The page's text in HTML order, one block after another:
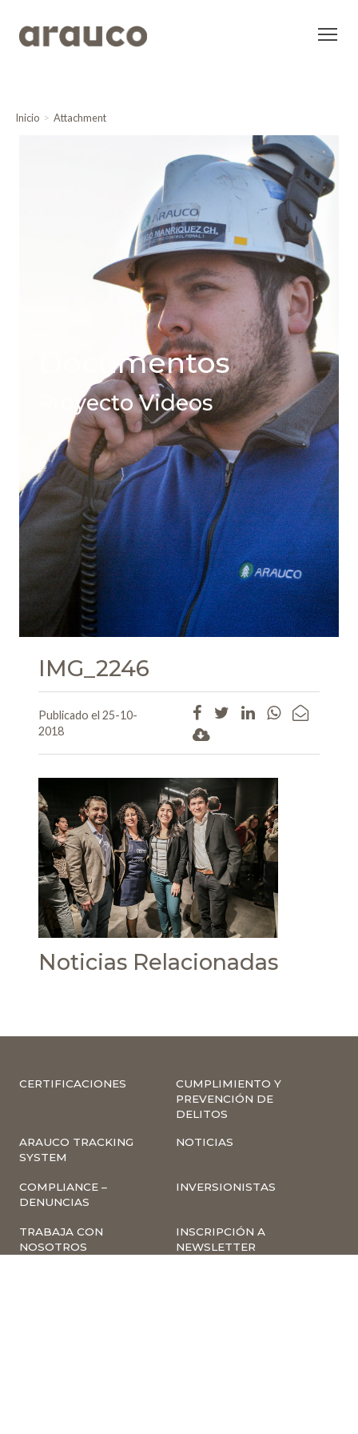
Inicio Attachment
Documentos
Proyecto Videos
IMG_2246
Publicado el 25-10-
2018
Noticias Relacionadas
CERTIFICACIONES
CUMPLIMIENTO Y
PREVENCIÓN DE
DELITOS
ARAUCO TRACKING
SYSTEM
NOTICIAS
COMPLIANCE –
DENUNCIAS
INVERSIONISTAS
TRABAJA CON
NOSOTROS
INSCRIPCIÓN A
NEWSLETTER